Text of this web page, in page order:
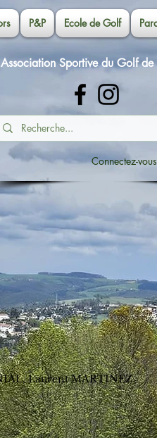
P&P Ecole de Golf
Association Sportive du Golf de
Connectez-vous
Laurent MARTINEZ